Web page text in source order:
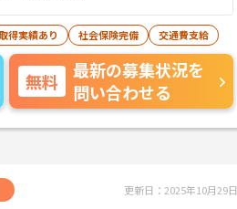
得実績あり 社会保険完備 交通費支給
無料
最新の募集状況を
問い合わせる
更新日：2025年10月29日